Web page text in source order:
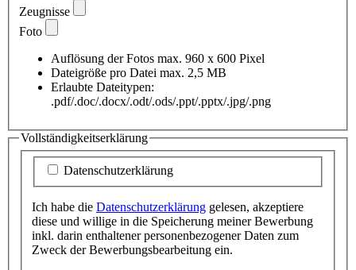
Zeugnisse
Foto
Auflösung der Fotos max. 960 x 600 Pixel
Dateigröße pro Datei max. 2,5 MB
Erlaubte Dateitypen:
.pdf/.doc/.docx/.odt/.ods/.ppt/.pptx/.jpg/.png
Vollständigkeitserklärung
Datenschutzerklärung
Ich habe die Datenschutzerklärung gelesen, akzeptiere
diese und willige in die Speicherung meiner Bewerbung
inkl. darin enthaltener personenbezogener Daten zum
Zweck der Bewerbungsbearbeitung ein.